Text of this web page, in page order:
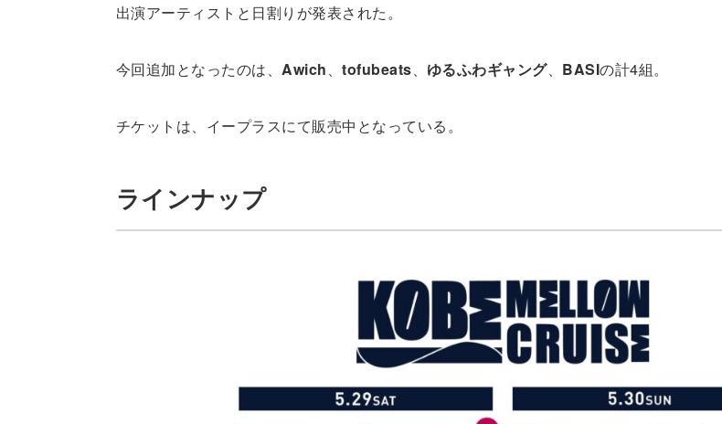
出演アーティストと日割りが発表された。
今回追加となったのは、Awich、tofubeats、 ゆるふわギャング、 BASIの計4組。
チケットは、イープラスにて販売中となっている。
ラインナップ